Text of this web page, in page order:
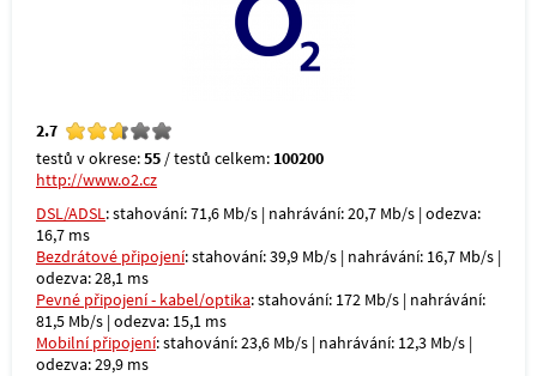
2.7
testů v okrese:55 / testů celkem: 100200
http://www.o2.cz
DSL/ADSL: stahování: 71,6 Mb/s | nahrávání: 20,7 Mb/s | odezva:
16,7 ms
Bezdrátové připojení: stahování: 39,9 Mb/s | nahrávání: 16,7 Mb/s |
odezva: 28,1 ms
Pevné připojení - kabel/optika: stahování: 172 Mb/s | nahrávání:
81,5 Mb/s | odezva: 15,1 ms
Mobilní připojení: stahování: 23,6 Mb/s | nahrávání: 12,3 Mb/s |
odezva: 29,9 ms